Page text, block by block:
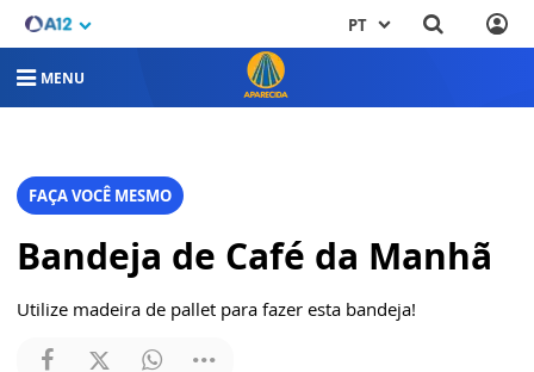
PT
MENU
FAÇA VOCÊ MESMO
Bandeja de Café da Manhã
Utilize madeira de pallet para fazer esta bandeja!